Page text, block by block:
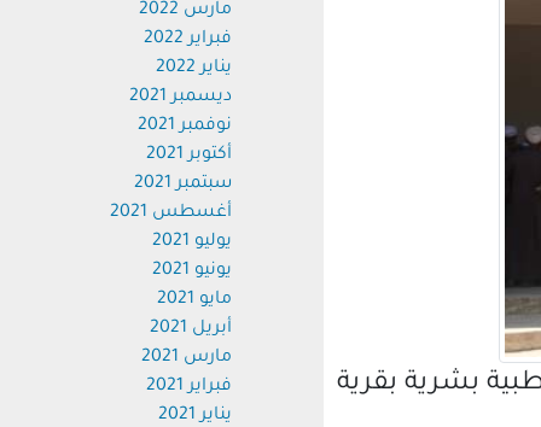
بشرية بقرية
مارس 2022
فبراير 2022
يناير 2022
ديسمبر 2021
نوفمبر 2021
أكتوبر 2021
سبتمبر 2021
أغسطس 2021
يوليو 2021
يونيو 2021
مايو 2021
أبريل 2021
مارس 2021
فبراير 2021
يناير 2021